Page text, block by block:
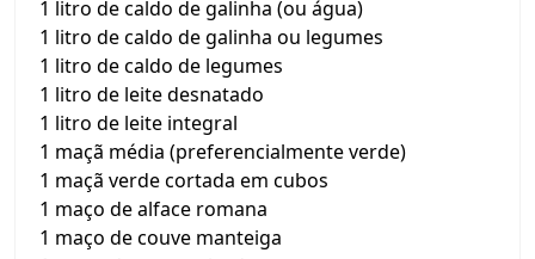
1 litro de caldo de galinha (ou água)
1 litro de caldo de galinha ou legumes
1 litro de caldo de legumes
1 litro de leite desnatado
1 litro de leite integral
1 maçã média (preferencialmente verde)
1 maçã verde cortada em cubos
1 maço de alface romana
1 maço de couve manteiga